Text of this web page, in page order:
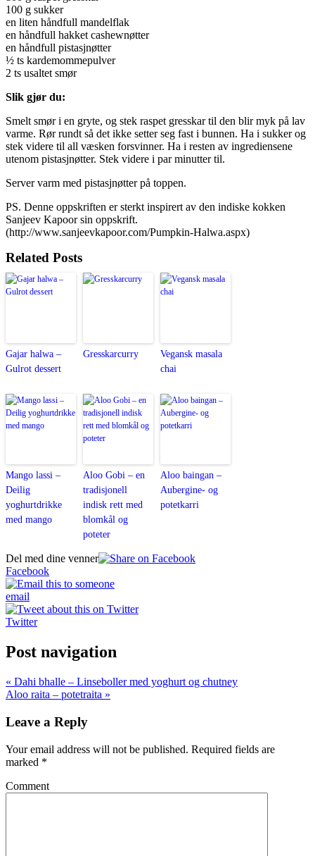
100 g sukker
en liten håndfull mandelflak
en håndfull hakket cashewnøtter
en håndfull pistasjnøtter
½ ts kardemommepulver
2 ts usaltet smør
Slik gjør du:
Smelt smør i en gryte, og stek raspet gresskar til den blir myk på lav
varme. Rør rundt så det ikke setter seg fast i bunnen. Ha i sukker og
stek videre til all væsken forsvinner. Ha i resten av ingrediensene
utenom pistasjnøtter. Stek videre i par minutter til.
Server varm med pistasjnøtter på toppen.
PS. Denne oppskriften er sterkt inspirert av den indiske kokken
Sanjeev Kapoor sin oppskrift.
(http://www.sanjeevkapoor.com/Pumpkin-Halwa.aspx)
Related Posts
Gajar halwa –
Gulrot dessert
Gresskarcurry
Vegansk masala
chai
Mango lassi –
Deilig
yoghurtdrikke
med mango
Aloo Gobi – en
tradisjonell
indisk rett med
blomkål og
poteter
Aloo baingan –
Aubergine- og
potetkarri
Del med dine venner
Facebook
email
Twitter
Post navigation
« Dahi bhalle – Linseboller med yoghurt og chutney
Aloo raita – potetraita »
Leave a Reply
Your email address will not be published. Required fields are
marked *
Comment